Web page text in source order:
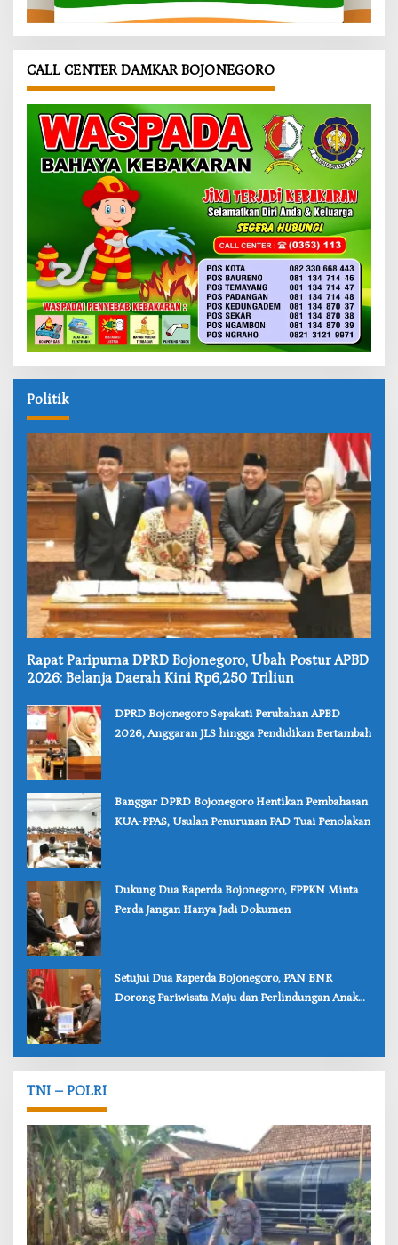
CALL CENTER DAMKAR BOJONEGORO
Politik
‎Rapat Paripurna DPRD Bojonegoro, Ubah Postur APBD
2026: Belanja Daerah Kini Rp6,250 Triliun
‎DPRD Bojonegoro Sepakati Perubahan APBD
2026, Anggaran JLS hingga Pendidikan Bertambah
‎Banggar DPRD Bojonegoro Hentikan Pembahasan
KUA-PPAS, Usulan Penurunan PAD Tuai Penolakan
‎Dukung Dua Raperda Bojonegoro, FPPKN Minta
Perda Jangan Hanya Jadi Dokumen
‎Setujui Dua Raperda Bojonegoro, PAN BNR
Dorong Pariwisata Maju dan Perlindungan Anak
TNI – POLRI